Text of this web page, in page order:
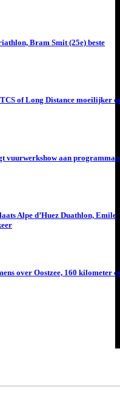
Bram Smit (25e) beste
of Long Distance moeilijker
vuurwerkshow aan programma
Alpe d’Huez Duathlon, Emile
over Oostzee, 160 kilometer